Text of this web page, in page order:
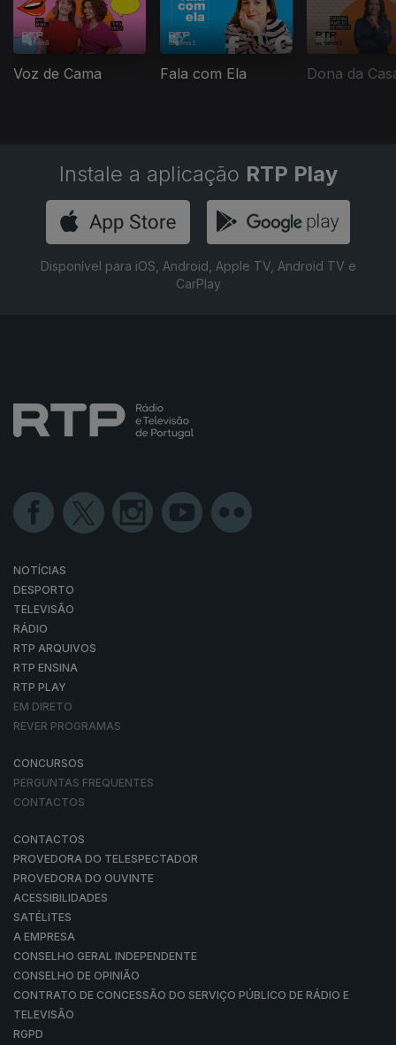
Voz de Cama Fala com Ela Dona da
Instale a aplicação RTP Play
Disponível para iOS, Android, Apple TV, Android TV e
CarPlay
NOTÍCIAS
DESPORTO
TELEVISÃO
RÁDIO
RTP ARQUIVOS
RTP ENSINA
RTP PLAY
EM DIRETO
REVER PROGRAMAS
CONCURSOS
PERGUNTAS FREQUENTES
CONTACTOS
CONTACTOS
PROVEDORA DO TELESPECTADOR
PROVEDORA DO OUVINTE
ACESSIBILIDADES
SATÉLITES
A EMPRESA
CONSELHO GERAL INDEPENDENTE
CONSELHO DE OPINIÃO
CONTRATO DE CONCESSÃO DO SERVIÇO PÚBLICO DE RÁDIO E
TELEVISÃO
RGPD